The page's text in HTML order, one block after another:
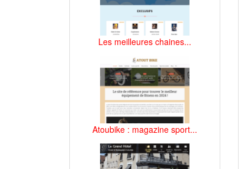
Les meilleures chaines...
Atoubike : magazine sport...